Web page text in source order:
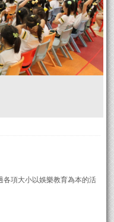
各項大小以娛樂教育為本的活